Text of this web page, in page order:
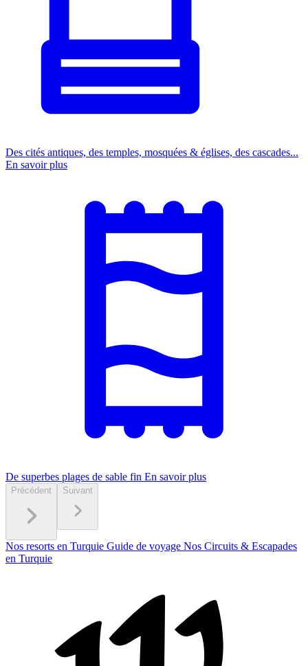
Des cités antiques, des temples, mosquées & églises, des cascades...
En savoir plus
De superbes plages de sable fin En savoir plus
Précédent Suivant
Nos resorts en Turquie Guide de voyage Nos Circuits & Escapades
en Turquie